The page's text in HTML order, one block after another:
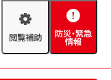
閲
助
防
緊